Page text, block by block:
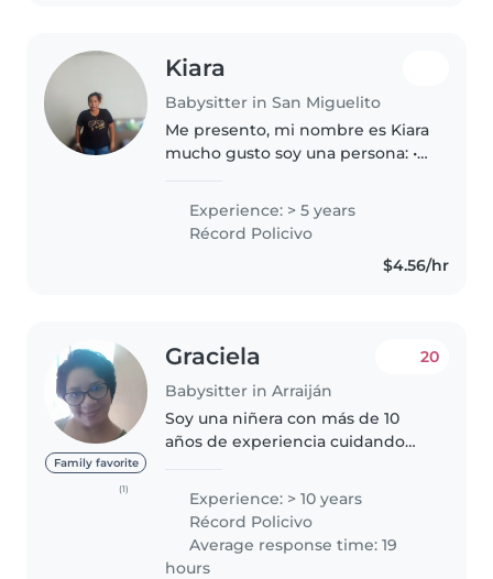
Kiara
Babysitter in San Miguelito
Me presento, mi nombre es Kiara
mucho gusto soy una persona: •
agradable •tranquila •alegre
•amorosa •paciente •puntual Me
encantan los niños tengo 5 años..
Experience: > 5 years
Récord Policivo
$4.56/hr
Family favorite
(1)
Graciela
Babysitter in Arraiján
20
Soy una niñera con más de 10
años de experiencia cuidando
bebés hasta adolescentes. Soy
una persona responsable,
amigable y paciente que disfruta
mucho..
Experience: > 10 years
Récord Policivo
Average response time: 19
hours